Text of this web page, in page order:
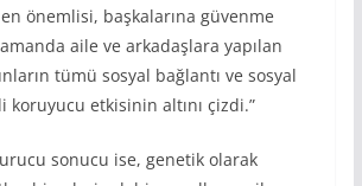
önemlisi, başkalarına güvenme
aile ve arkadaşlara yapılan
tümü sosyal bağlantı ve sosyal
koruyucu etkisinin altını çizdi.”
sonucu ise, genetik olarak